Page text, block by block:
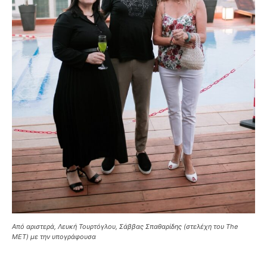
Από αριστερά, Λευκή Τουρτόγλου, Σάββας Σπαθαρίδης (στελέχη του The
MET) με την υπογράφουσα